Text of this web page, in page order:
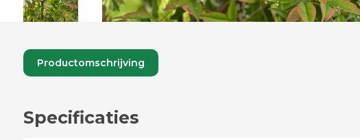
Productomschrijving
Specificaties